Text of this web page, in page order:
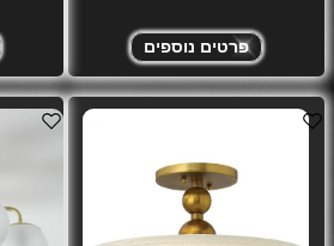
פרטים נוספים